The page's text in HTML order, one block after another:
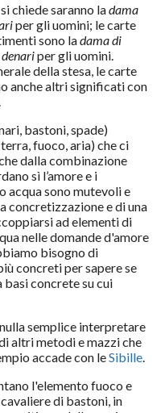
chiede saranno ladama
per gli uomini; le carte
sono ladama di
per gli uomini.
della stesa, le carte
anche altri significati con
bastoni, spade)
fuoco, aria) che ci
dalla combinazione
sì l’amore e i
acqua sono mutevoli e
concretizzazione e di una
ad elementi di
nelle domande d'amore
bisogno di
concreti per sapere se
concrete su cui
semplice interpretare
altri metodi e mazzi che
accade con leSibille
l'elemento fuoco e
di bastoni, in